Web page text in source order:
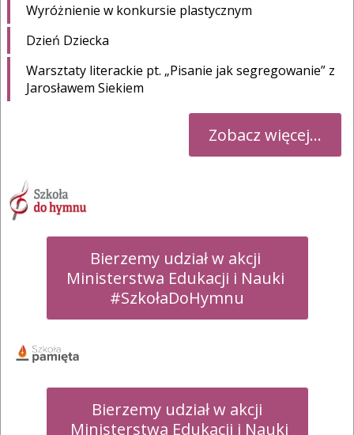
Wyróżnienie w konkursie plastycznym
Dzień Dziecka
Warsztaty literackie pt. „Pisanie jak segregowanie” z
Jarosławem Siekiem
Zobacz więcej...
Bierzemy udział w akcji
Ministerstwa Edukacji i Nauki
#SzkołaDoHymnu
Bierzemy udział w akcji